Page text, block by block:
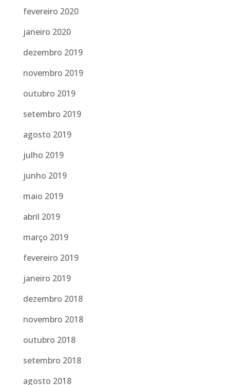
fevereiro 2020
janeiro 2020
dezembro 2019
novembro 2019
outubro 2019
setembro 2019
agosto 2019
julho 2019
junho 2019
maio 2019
abril 2019
março 2019
fevereiro 2019
janeiro 2019
dezembro 2018
novembro 2018
outubro 2018
setembro 2018
agosto 2018